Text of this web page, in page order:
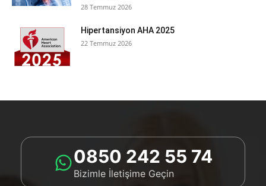
28 Temmuz 2026
Hipertansiyon AHA 2025
22 Temmuz 2026
0850 242 55 74
Bizimle İletişime Geçin